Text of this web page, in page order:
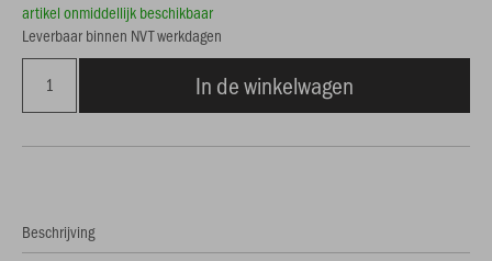
artikel onmiddellijk beschikbaar
Leverbaar binnen NVT werkdagen
In de winkelwagen
Beschrijving